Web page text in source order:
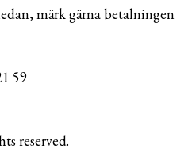
märk gärna betalningen
59
reserved.